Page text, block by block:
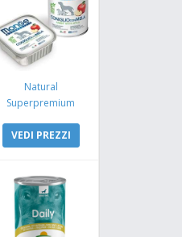
Natural
Superpremium
Coniglio e Mela
VEDI PREZZI